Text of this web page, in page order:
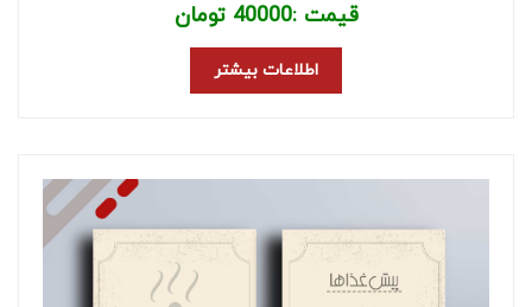
قیمت :40000 تومان
اطلاعات بیشتر